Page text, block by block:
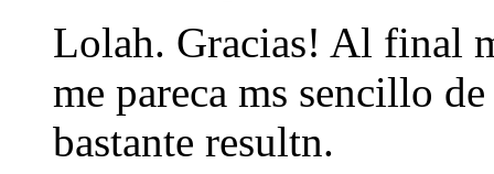
Lolah. Gracias! Al final
me pareca ms sencillo
bastante resultn.